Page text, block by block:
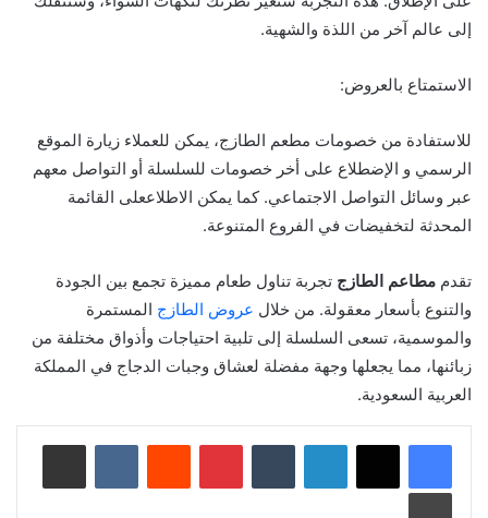
إلى عالم آخر من اللذة والشهية.
الاستمتاع بالعروض:
للاستفادة من خصومات مطعم الطازج، يمكن للعملاء زيارة الموقع
الرسمي و الإضطلاع على أخر خصومات للسلسلة أو التواصل معهم
عبر وسائل التواصل الاجتماعي. كما يمكن الاطلاععلى القائمة
المحدثة لتخفيضات في الفروع المتنوعة.
تقدم مطاعم الطازج تجربة تناول طعام مميزة تجمع بين الجودة
والتنوع بأسعار معقولة. من خلال عروض الطازج المستمرة
والموسمية، تسعى السلسلة إلى تلبية احتياجات وأذواق مختلفة من
زبائنها، مما يجعلها وجهة مفضلة لعشاق وجبات الدجاج في المملكة
العربية السعودية.
لينكدإن بينتيريست